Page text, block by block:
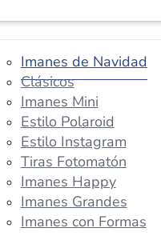
Imanes de Navidad
Clásicos
Imanes Mini
Estilo Polaroid
Estilo Instagram
Tiras Fotomatón
Imanes Happy
Imanes Grandes
Imanes con Formas